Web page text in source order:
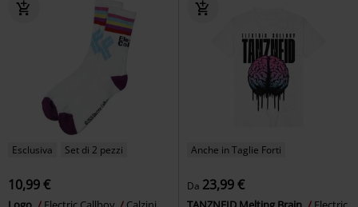
Esclusiva Set di 2 pezzi
10,99 €
Anche in Taglie Forti
Da 23,99 €